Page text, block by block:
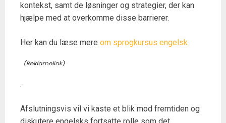
kontekst, samt de løsninger og strategier, der kan
hjælpe med at overkomme disse barrierer.
Her kan du læse mere om sprogkursus engelsk
.
Afslutningsvis vil vi kaste et blik mod fremtiden og